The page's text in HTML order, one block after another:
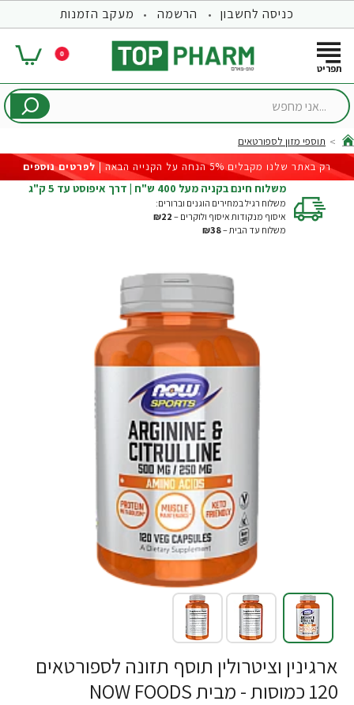
כניסה לחשבון הרשמה מעקב הזמנות
0
...אני
home
תוספי מזון לספורטאים
רק באתר שלנו מקבלים 5% הנחה על הקנייה הבאה |
לפרטים נוספים
משלוח חינם בקניה מעל 400 ש"ח | דרך איפוסט עד 5 ק"ג
משלוח רגיל במחירים הוגנים וברורים:
איסוף מנקודות איסוף ולוקרים – ₪22
משלוח עד הבית –₪38
-22%
ארגינין וציטרולין תוסף תזונה לספורטאים
120 כמוסות - מבית NOW FOODS